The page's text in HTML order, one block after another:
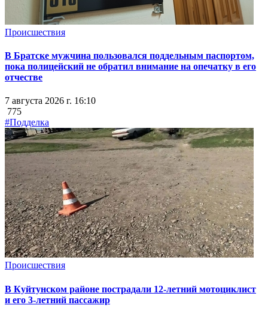
Происшествия
В Братске мужчина пользовался поддельным паспортом,
пока полицейский не обратил внимание на опечатку в его
отчестве
7 августа 2026 г. 16:10
775
#Подделка
Происшествия
В Куйтунском районе пострадали 12-летний мотоциклист
и его 3-летний пассажир